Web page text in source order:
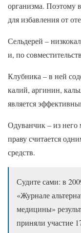
организма. Поэтому
для избавления от
Сельдерей –
и, по
Клубника – в ней
калий, аргинин,
является
Одуванчик – из него
праву считается
средств.
Судите сами: в
«Журнале
медицины»
приняли участие